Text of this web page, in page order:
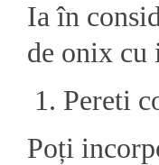
Ia în
de onix cu
Pereti
Poți